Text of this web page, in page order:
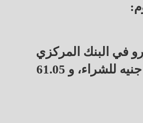
في البنك المركزي
المصري 60.92 جنيه للشراء، و 61.05